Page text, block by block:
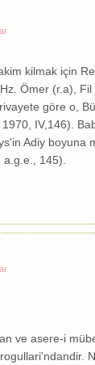
kilmak için
Ömer (r.a),
göre o,
IV,146).
Adiy boyuna
145).
ve asere-i